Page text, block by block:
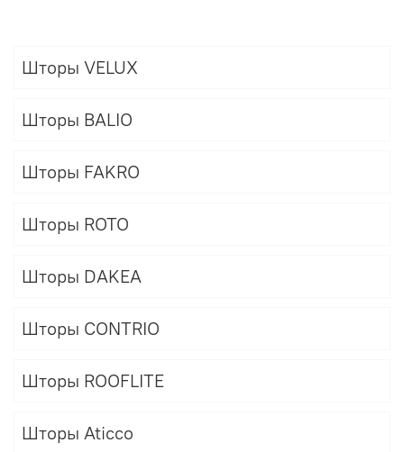
Шторы VELUX
Шторы BALIO
Шторы FAKRO
Шторы ROTO
Шторы DAKEA
Шторы CONTRIO
Шторы ROOFLITE
Шторы Aticco